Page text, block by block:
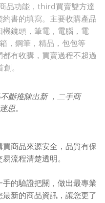
品功能，third買賣雙方達
書的填寫。主要收購產品
鏡頭，筆電，電腦，電
，鋼筆，精品，包包等
有收購，買賣過程不超過
。
斷推陳出新 ，二手商
思。
商品來源安全，品質有保
流程清楚透明。
的驗證把關，做出最專業
新的商品資訊，讓您更了